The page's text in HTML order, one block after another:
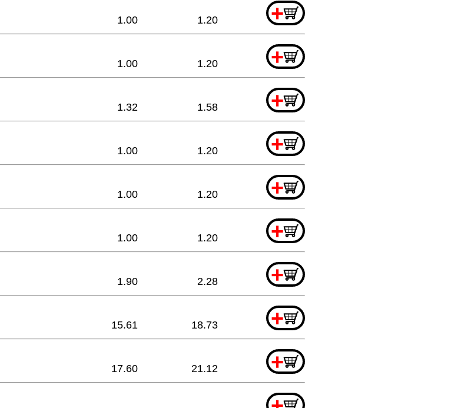
+
1.00 1.20
+
1.00 1.20
+
1.32 1.58
+
1.00 1.20
+
1.00 1.20
+
1.00 1.20
+
1.90 2.28
+
15.61 18.73
+
17.60 21.12